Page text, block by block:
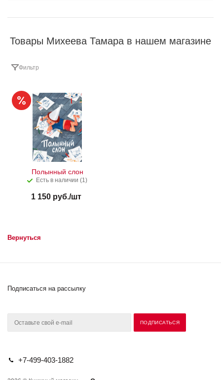
Товары Михеева Тамара в нашем магазине
Фильтр
Полынный слон
Есть в наличии (1)
1 150 руб./шт
Вернуться
Подписаться на рассылку
+7-499-403-1882